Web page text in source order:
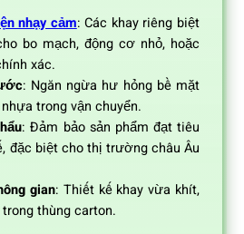
nhạy cảm: Các khay riêng biệt
bo mạch, động cơ nhỏ, hoặc
xác.
: Ngăn ngừa hư hỏng bề mặt
trong vận chuyển.
: Đảm bảo sản phẩm đạt tiêu
đặc biệt cho thị trường châu Âu
gian: Thiết kế khay vừa khít,
thùng carton.